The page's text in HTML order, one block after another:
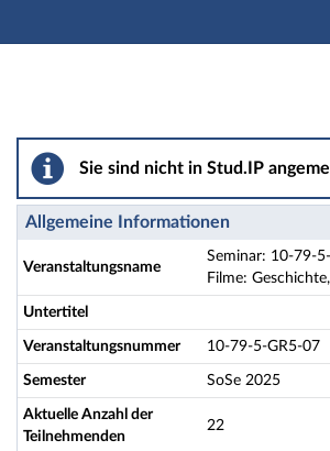
Hauptnavigation
Seminar: 10-79-5-GR5-07 All-age-
Sie sind nicht in Stud.IP
Allgemeine Informationen
Veranstaltungsname
Seminar: 10-79-
Filme:
Untertitel
Veranstaltungsnummer 10-79-5-GR5-07
Semester SoSe 2025
Aktuelle Anzahl der
Teilnehmenden
22